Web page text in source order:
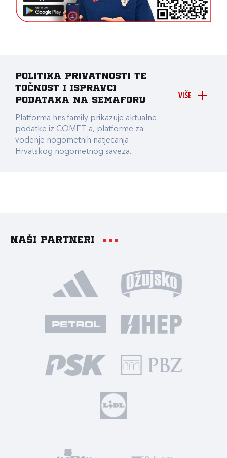
VIŠE
Politika privatnosti te
točnost i ispravci
podataka na Semaforu
Platforma hns.family prikazuje aktualne
podatke iz COMET-a, platforme za
vođenje nogometnih natjecanja
Hrvatskog nogometnog saveza.
Naši partneri